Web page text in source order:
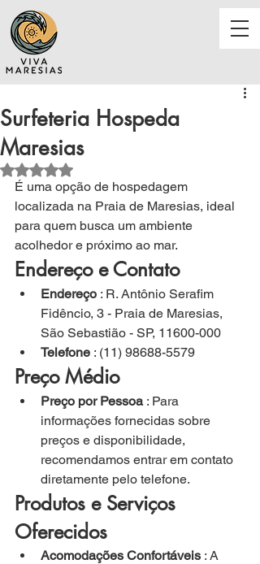
Surfeteria Hospeda
Maresias
Avaliado com NaN de 5 estrelas.
É uma opção de hospedagem
localizada na Praia de Maresias, ideal
para quem busca um ambiente
acolhedor e próximo ao mar.
Endereço e Contato
Endereço : R. Antônio Serafim
Fidêncio, 3 - Praia de Maresias,
São Sebastião - SP, 11600-000
Telefone : (11) 98688-5579
Preço Médio
Preço por Pessoa : Para
informações fornecidas sobre
preços e disponibilidade,
recomendamos entrar em contato
diretamente pelo telefone.
Produtos e Serviços
Oferecidos
Acomodações Confortáveis : A